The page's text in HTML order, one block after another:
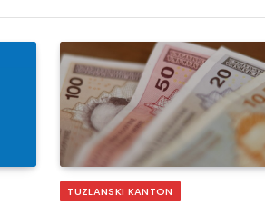
TUZLANSKI KANTON